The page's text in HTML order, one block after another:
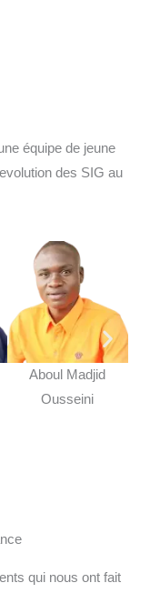
équipe de jeune
des SIG au
Aboul Madjid
Ousseini
qui nous ont fait